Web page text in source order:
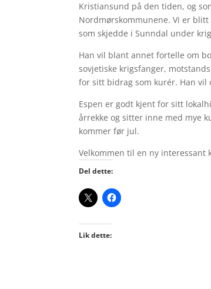
Kristiansund på den tiden, og
Nordmørskommunene. Vi er
som skjedde i Sunndal under
Han vil blant annet fortelle om
sovjetiske krigsfanger,
for sitt bidrag som kurér. Han vil
Espen er godt kjent for sitt
årrekke og sitter inne med mye
kommer før jul.
Velkommen til en ny interessant
Del dette:
Lik dette: